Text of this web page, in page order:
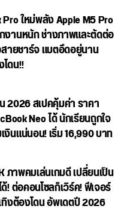
ใหม่พลัง Apple M5 Pro
านหนัก ช่างภาพและตัดต่อ
ายชาร์จ แบตอึดอยู่นาน
ดน!!
2026 สเปคคุ้มค่า ราคา
Neo ได้ นักเรียนถูกใจ
นแน่นอน! เริ่ม 16,990 บาท
ภาพคมเล่นเกมดี เปลี่ยนเป็น
! ต่อคอนโซลก็เวิร์ค! ฟีเจอร์
งต้องโดน อัพเดตปี 2026